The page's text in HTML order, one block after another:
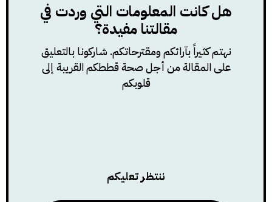
هل كانت المعلومات التي وردت في
مقالتنا مفيدة؟
نهتم كثيراً بآرائكم ومقترحاتكم. شاركونا بالتعليق
على المقالة من أجل صحة قططكم القريبة إلى
قلوبكم
ننتظر تعليكم